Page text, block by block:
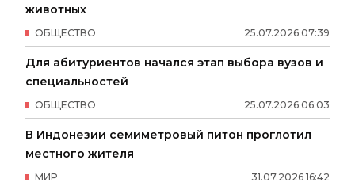
животных
25.07.2026 07:39
ОБЩЕСТВО
Для абитуриентов начался этап выбора вузов и
специальностей
25.07.2026 06:03
ОБЩЕСТВО
В Индонезии семиметровый питон проглотил
местного жителя
31.07.2026 16:42
МИР